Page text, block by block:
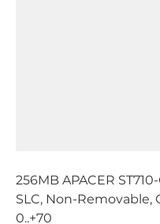
256MB APACER
SLC, Non-
0..+70